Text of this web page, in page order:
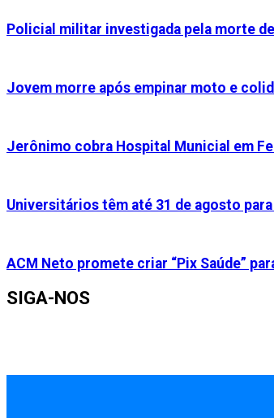
Policial militar investigada pela morte
Jovem morre após empinar moto e
Jerônimo cobra Hospital Municial em
Universitários têm até 31 de agosto
ACM Neto promete criar “Pix Saúde”
SIGA-NOS